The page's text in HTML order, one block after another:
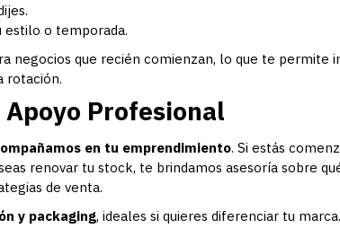
estilo o temporada.
negocios que recién comienzan, lo que te permite
rotación.
Profesional
en tu emprendimiento. Si estás
renovar tu stock, te brindamos asesoría sobre
de venta.
y packaging, ideales si quieres diferenciar tu marca.